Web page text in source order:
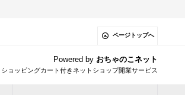
ページトップへ
Powered by おちゃのこネット
ョッピングカート付きネットショップ開業サービス